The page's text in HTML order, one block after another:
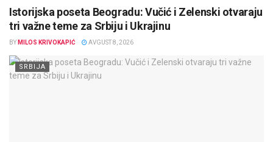
Istorijska poseta Beogradu: Vučić i Zelenski otvaraju
tri važne teme za Srbiju i Ukrajinu
BY MILOS KRIVOKAPIĆ AVGUST 8, 2026
SRBIJA